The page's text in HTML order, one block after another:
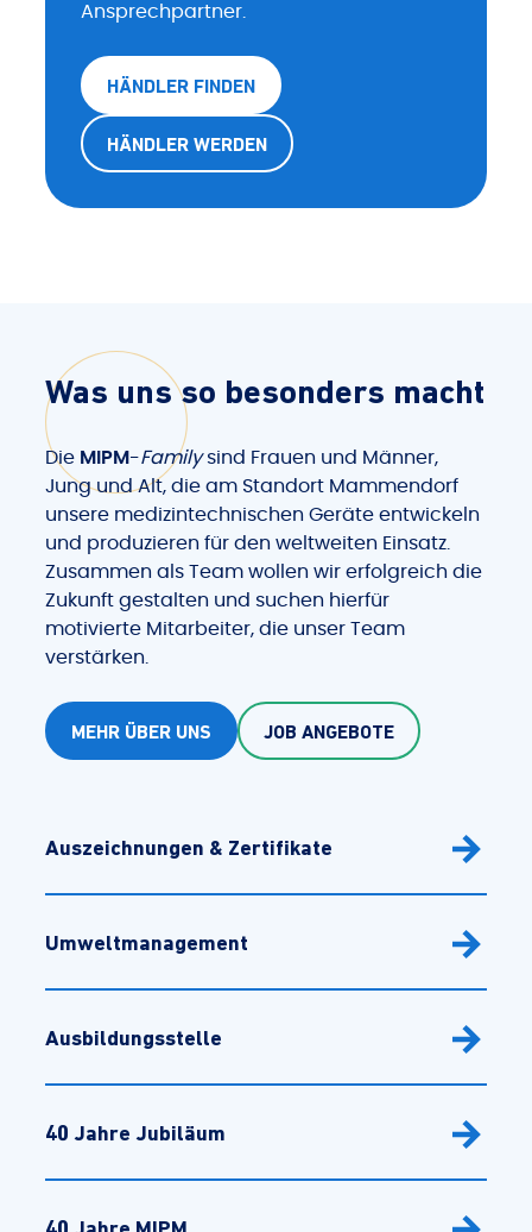
Ansprechpartner.
HÄNDLER FINDEN
HÄNDLER WERDEN
Was uns so besonders macht
Die MIPM -Familysind Frauen und Männer,
Jung und Alt, die am Standort Mammendorf
unsere medizintechnischen Geräte entwickeln
und produzieren für den weltweiten Einsatz.
Zusammen als Team wollen wir erfolgreich die
Zukunft gestalten und suchen hierfür
motivierte Mitarbeiter, die unser Team
verstärken.
MEHR ÜBER UNS JOB ANGEBOTE
Auszeichnungen & Zertifikate
Umweltmanagement
Ausbildungsstelle
40 Jahre Jubiläum